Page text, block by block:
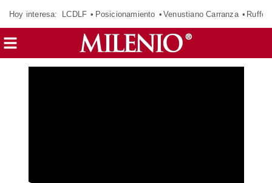
Hoy interesa: LCDLF Posicionamiento Venustiano Carranza Ruffo